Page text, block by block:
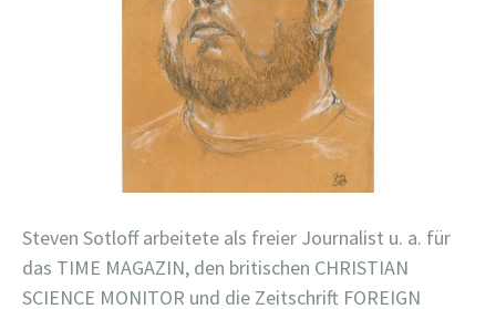
Steven Sotloff arbeitete als freier Journalist u. a. für
das TIME MAGAZIN, den britischen CHRISTIAN
SCIENCE MONITOR und die Zeitschrift FOREIGN